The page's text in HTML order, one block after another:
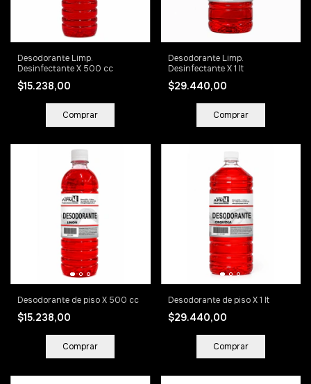
Desodorante Limp.
Desinfectante X 500 cc
$15.238,00
Comprar
Desodorante Limp.
Desinfectante X 1 lt
$29.440,00
Comprar
Desodorante de piso X 500 cc
$15.238,00
Comprar
Desodorante de piso X 1 lt
$29.440,00
Comprar